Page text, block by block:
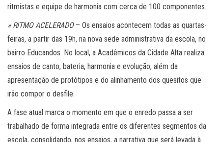
ritmistas e equipe de harmonia com cerca de 100 componentes.
» RITMO ACELERADO– Os ensaios acontecem todas as quartas-
feiras, a partir das 19h, na nova sede administrativa da escola, no
bairro Educandos. No local, a Acadêmicos da Cidade Alta realiza
ensaios de canto, bateria, harmonia e evolução, além da
apresentação de protótipos e do alinhamento dos quesitos que
irão compor o desfile.
A fase atual marca o momento em que o enredo passa a ser
trabalhado de forma integrada entre os diferentes segmentos da
escola, consolidando, nos ensaios, a narrativa que será levada à